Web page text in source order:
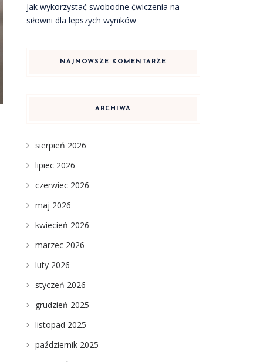
Jak wykorzystać swobodne ćwiczenia na
siłowni dla lepszych wyników
NAJNOWSZE KOMENTARZE
ARCHIWA
sierpień 2026
lipiec 2026
czerwiec 2026
maj 2026
kwiecień 2026
marzec 2026
luty 2026
styczeń 2026
grudzień 2025
listopad 2025
październik 2025